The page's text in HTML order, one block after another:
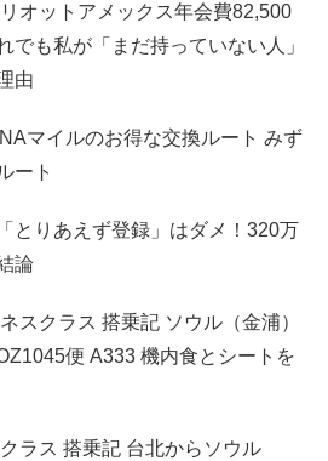
オットアメックス年会費82,500
でも私が「まだ持っていない人」
由
マイルのお得な交換ルート みず
ート
とりあえず登録」はダメ！320万
論
スクラス 搭乗記 ソウル（金浦）
便 A333 機内食とシートを
ラス 搭乗記 台北からソウル